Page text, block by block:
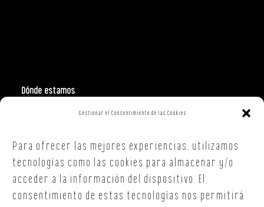
Gestionar el Consentimiento de las Cookies
Para ofrecer las mejores experiencias, utilizamos
tecnologías como las cookies para almacenar y/o
acceder a la información del dispositivo. El
consentimiento de estas tecnologías nos permitirá
Dónde estamos
Polign. Ind. Costa Vella
15707, Santiago de Compostela
A Coruña
T. +34 654 30 90 36